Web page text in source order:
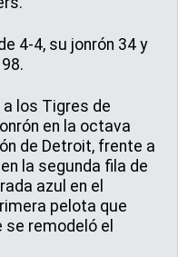
4-4, su jonrón 34 y
a los Tigres de
en la octava
de Detroit, frente a
la segunda fila de
azul en el
pelota que
se remodeló el